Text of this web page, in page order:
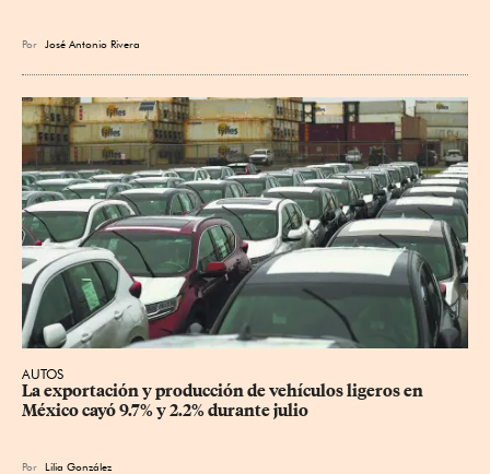
Por José Antonio Rivera
AUTOS
La exportación y producción de vehículos ligeros en
México cayó 9.7% y 2.2% durante julio
Por Lilia González